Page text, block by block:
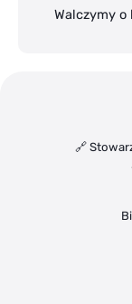
Walczymy o
🔗